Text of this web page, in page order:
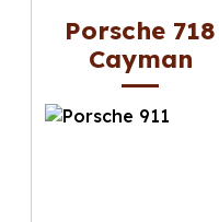
Porsche 718
Cayman